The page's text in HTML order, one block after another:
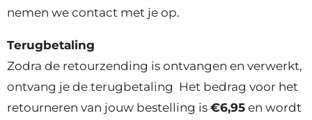
nemen we contact met je op.
Terugbetaling
Zodra de retourzending is ontvangen en verwerkt,
ontvang je de terugbetaling Het bedrag voor het
retourneren van jouw bestelling is €6,95 en wordt